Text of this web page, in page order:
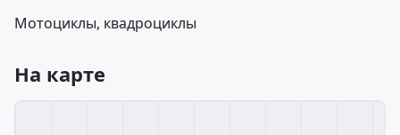
Мотоциклы, квадроциклы
На карте